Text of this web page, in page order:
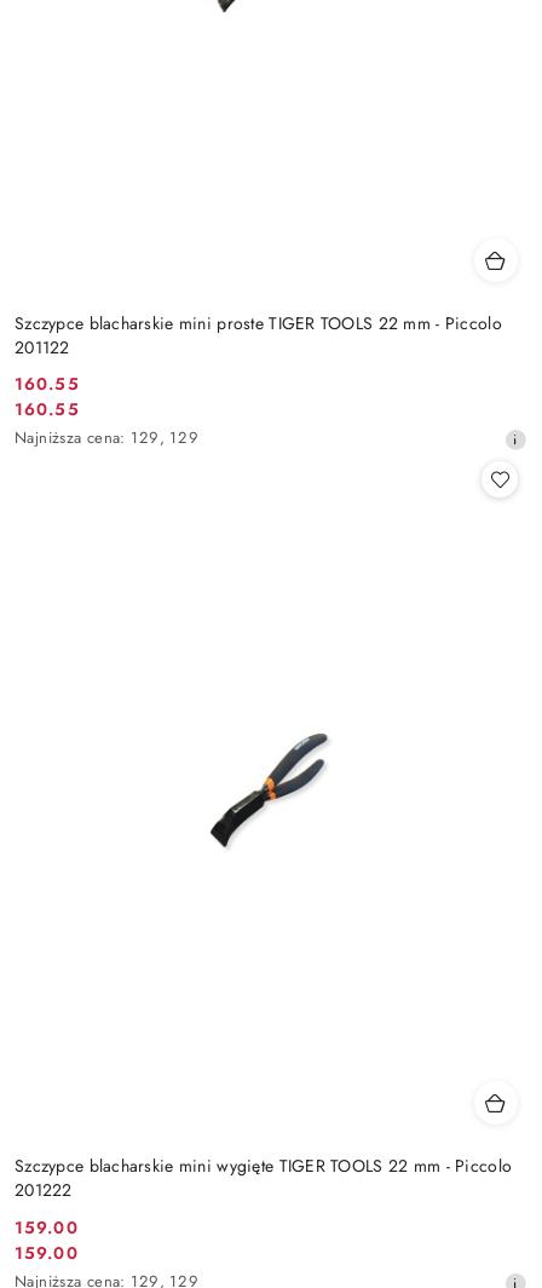
Szczypce blacharskie mini proste TIGER TOOLS 22 mm - Piccolo
201122
Cena
promocyjna:
160.55
Cena
promocyjna:
160.55
Najniższa
Najniższa cena: 129, 129
Szczypce blacharskie mini wygięte TIGER TOOLS 22 mm - Piccolo
201222
Cena
promocyjna:
159.00
Cena
159.00
Najniższa
Najniższa cena: 129, 129